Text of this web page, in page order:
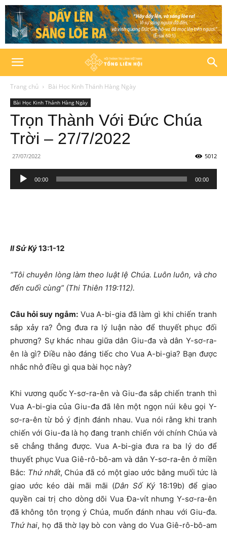
Trang chủ Bài Học Kinh Thánh Hàng Ngày
Bài Học Kinh Thánh Hàng Ngày
Trọn Thành Với Đức Chúa
Trời – 27/7/2022
27/07/2022 5012
Trình
phát
00:00 00:00
II Sử Ký13:1-12
“Tôi chuyên lòng làm theo luật lệ Chúa. Luôn luôn, và cho
đến cuối cùng” (Thi Thiên 119:112).
Câu hỏi suy ngẫm:Vua A-bi-gia đã làm gì khi chiến tranh
sắp xảy ra? Ông đưa ra lý luận nào để thuyết phục đối
phương? Sự khác nhau giữa dân Giu-đa và dân Y-sơ-ra-
ên là gì? Điều nào đáng tiếc cho Vua A-bi-gia? Bạn được
nhắc nhở điều gì qua bài học này?
Khi vương quốc Y-sơ-ra-ên và Giu-đa sắp chiến tranh thì
Vua A-bi-gia của Giu-đa đã lên một ngọn núi kêu gọi Y-
sơ-ra-ên từ bỏ ý định đánh nhau. Vua nói rằng khi tranh
chiến với Giu-đa là họ đang tranh chiến với chính Chúa và
sẽ chẳng thắng được. Vua A-bi-gia đưa ra ba lý do để
thuyết phục Vua Giê-rô-bô-am và dân Y-sơ-ra-ên ở miền
Bắc: Thứ nhất, Chúa đã có một giao ước bằng muối tức là
giao ước kéo dài mãi mãi (Dân Số Ký18:19b) để giao
quyền cai trị cho dòng dõi Vua Đa-vít nhưng Y-sơ-ra-ên
đã không tôn trọng ý Chúa, muốn đánh nhau với Giu-đa.
Thứ hai, họ đã thờ lạy bò con vàng do Vua Giê-rô-bô-am